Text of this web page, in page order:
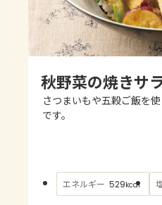
レシピ
よくあるお問い合
AJINOMOTO PARK とは
秋野菜の焼きサ
さつまいもや五穀ご飯を
です。
エネルギー 529kcal